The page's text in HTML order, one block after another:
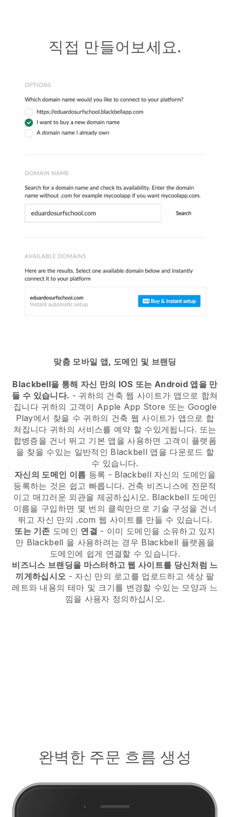
직접 만들어보세요.
맞춤 모바일 앱, 도메인 및 브랜딩
Blackbell을 통해 자신 만의 IOS 또는 Android 앱을 만
들 수 있습니다. - 귀하의 건축 웹 사이트가 앱으로 합쳐
집니다 귀하의 고객이 Apple App Store 또는 Google
Play에서 찾을 수 귀하의 건축 웹 사이트가 앱으로 합
쳐집니다 귀하의 서비스를 예약 할 수있게됩니다. 또는
합병증을 건너 뛰고 기본 앱을 사용하면 고객이 플랫폼
을 찾을 수있는 일반적인 Blackbell 앱을 다운로드 할
수 있습니다.
자신의 도메인 이름 등록 - Blackbell 자신의 도메인을
등록하는 것은 쉽고 빠릅니다. 건축 비즈니스에 전문적
이고 매끄러운 외관을 제공하십시오. Blackbell 도메인
이름을 구입하면 몇 번의 클릭만으로 기술 구성을 건너
뛰고 자신 만의 .com 웹 사이트를 만들 수 있습니다.
또는 기존 도메인 연결 - 이미 도메인을 소유하고 있지
만 Blackbell 을 사용하려는 경우 Blackbell 플랫폼을
도메인에 쉽게 연결할 수 있습니다.
비즈니스 브랜딩을 마스터하고 웹 사이트를 당신처럼 느
끼게하십시오 - 자신 만의 로고를 업로드하고 색상 팔
레트와 내용의 테마 및 크기를 변경할 수있는 모양과 느
낌을 사용자 정의하십시오.
완벽한 주문 흐름 생성